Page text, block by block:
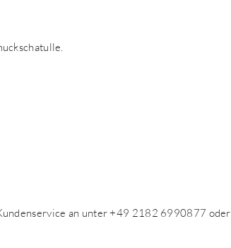
an unter +49 2182 6990877 oder